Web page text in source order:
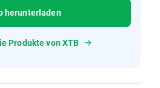
herunterladen
Produkte von XTB